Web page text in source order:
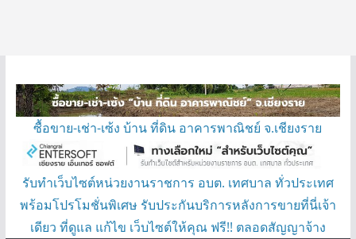
ซื้อขาย-เช่า-เซ้ง บ้าน ที่ดิน อาคารพาณิชย์ จ.เชียงราย
รับทำเว็บไซต์หน่วยงานราชการ อบต. เทศบาล ทั่วประเทศ
พร้อมโปรโมชั่นพิเศษ รับประกันบริการหลังการขายที่นี่เจ้า
เดียว ที่ดูแล แก้ไข เว็บไซต์ให้คุณ ฟรี!! ตลอดสัญญาจ้าง